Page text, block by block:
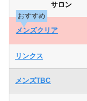
サロン
おすすめ
メンズクリア
リンクス
メンズTBC